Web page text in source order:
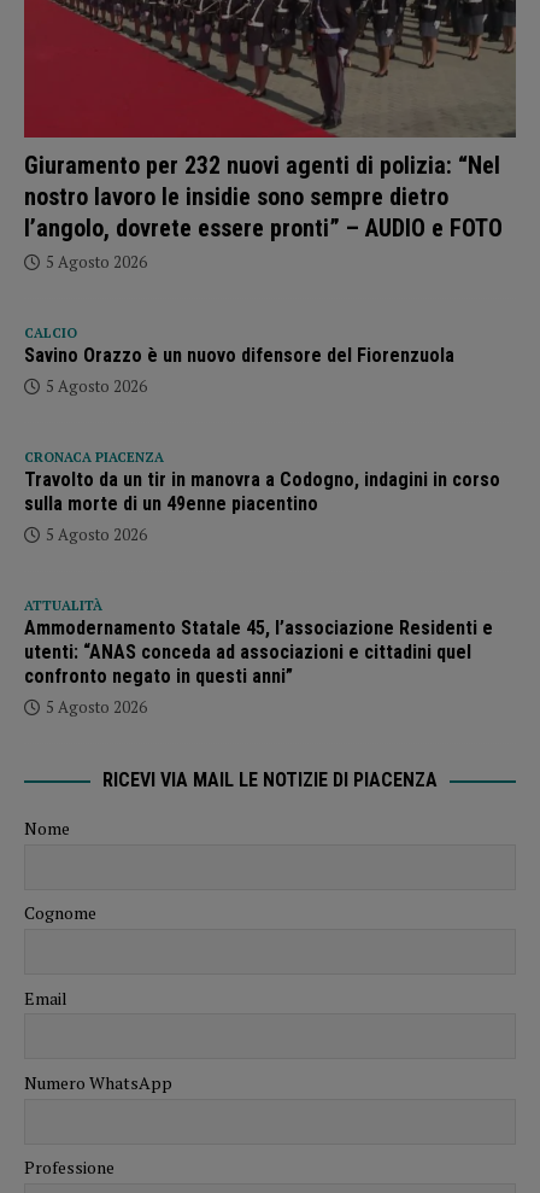
Giuramento per 232 nuovi agenti di polizia: “Nel
nostro lavoro le insidie sono sempre dietro
l’angolo, dovrete essere pronti” – AUDIO e FOTO
5 Agosto 2026
CALCIO
Savino Orazzo è un nuovo difensore del Fiorenzuola
5 Agosto 2026
CRONACA PIACENZA
Travolto da un tir in manovra a Codogno, indagini in corso
sulla morte di un 49enne piacentino
5 Agosto 2026
ATTUALITÀ
Ammodernamento Statale 45, l’associazione Residenti e
utenti: “ANAS conceda ad associazioni e cittadini quel
confronto negato in questi anni”
5 Agosto 2026
RICEVI VIA MAIL LE NOTIZIE DI PIACENZA
Nome
Cognome
Email
Numero WhatsApp
Professione